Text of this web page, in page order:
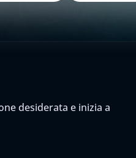
desiderata e inizia a